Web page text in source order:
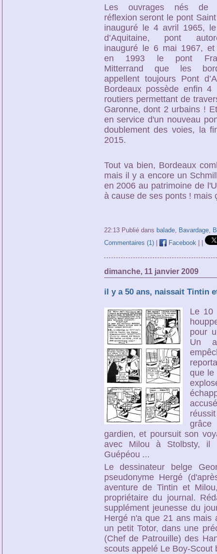
Les ouvrages nés de
réflexion seront le pont
inauguré le 4 avril 1965,
d’Aquitaine, pont
inauguré le 6 mai 1967, et
en 1993 le pont
Mitterrand que les
appellent toujours Pont
Bordeaux possède enfin 4
routiers permettant de
Garonne, dont 2 urbains !
en service d'un nouveau
doublement des voies, la
2015.
Tout va bien, Bordeaux
mais il y a encore un
en 2006 au patrimoine de
à cause de ses ponts ! mais
22:13 Publié dans balade, Bavardage,
Commentaires (1)| Facebook
dimanche, 11 janvier 2009
il y a 50 ans, naissait Tintin
Le 10
pour
Un
que le
grâce
gardien, et poursuit son
avec Milou à Stolbsty, il
Guépéou ...
Le dessinateur belge
pseudonyme Hergé
aventure de Tintin et
propriétaire du journal.
supplément jeunesse du
Hergé n'a que 21 ans mais
un petit Totor, dans une
(Chef de Patrouille) des
scouts appelé Le Boy-Scout